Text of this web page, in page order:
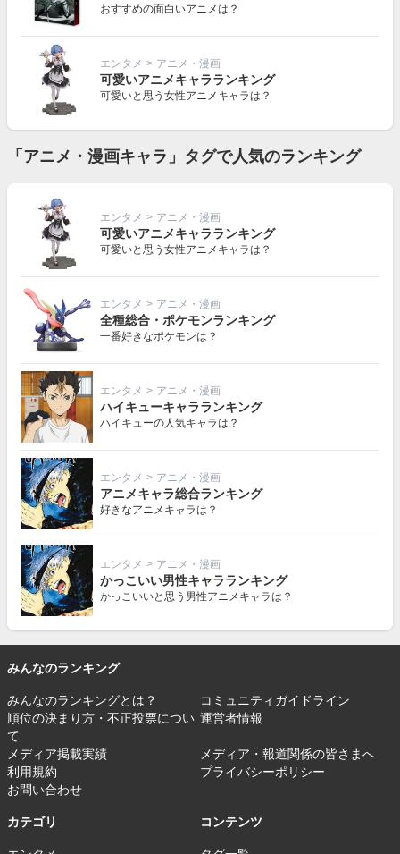
おすすめの面白いアニメは？
エンタメ > アニメ・漫画
可愛いアニメキャラランキング
可愛いと思う女性アニメキャラは？
「アニメ・漫画キャラ」タグで人気のランキング
エンタメ > アニメ・漫画
可愛いアニメキャラランキング
可愛いと思う女性アニメキャラは？
エンタメ > アニメ・漫画
全種総合・ポケモンランキング
一番好きなポケモンは？
エンタメ > アニメ・漫画
ハイキューキャラランキング
ハイキューの人気キャラは？
エンタメ > アニメ・漫画
アニメキャラ総合ランキング
好きなアニメキャラは？
エンタメ > アニメ・漫画
かっこいい男性キャラランキング
かっこいいと思う男性アニメキャラは？
みんなのランキング
みんなのランキングとは？
コミュニティガイドライン
順位の決まり方・不正投票につい
て
運営者情報
メディア掲載実績
メディア・報道関係の皆さまへ
利用規約
プライバシーポリシー
お問い合わせ
カテゴリ コンテンツ